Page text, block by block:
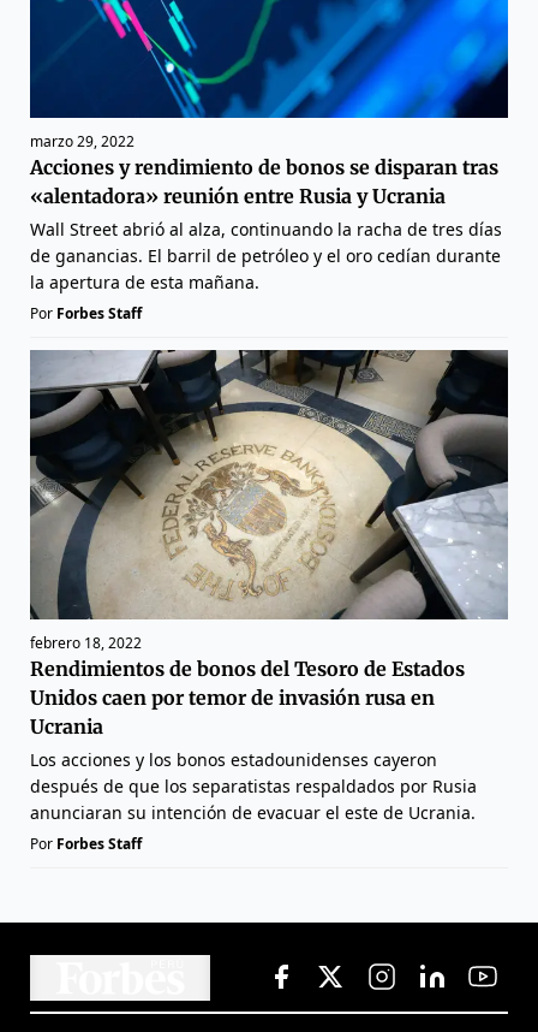
marzo 29, 2022
Acciones y rendimiento de bonos se disparan tras
«alentadora» reunión entre Rusia y Ucrania
Wall Street abrió al alza, continuando la racha de tres días
de ganancias. El barril de petróleo y el oro cedían durante
la apertura de esta mañana.
Por Forbes Staff
febrero 18, 2022
Rendimientos de bonos del Tesoro de Estados
Unidos caen por temor de invasión rusa en
Ucrania
Los acciones y los bonos estadounidenses cayeron
después de que los separatistas respaldados por Rusia
anunciaran su intención de evacuar el este de Ucrania.
Por Forbes Staff